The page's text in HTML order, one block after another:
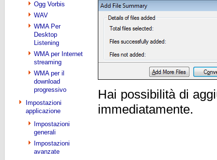
Ogg Vorbis
WAV
WMA Per
Desktop
Listening
WMA per Internet
streaming
WMA per il
download
progressivo
Impostazioni
applicazione
Impostazioni
generali
Impostazioni
avanzate
Hai possibilità di
immediatamente.